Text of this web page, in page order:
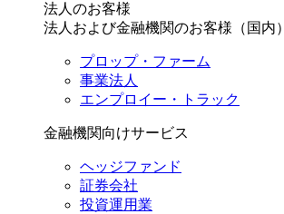
法人のお客様
法人および金融機関のお客様（国内）
プロップ・ファーム
事業法人
エンプロイー・トラック
金融機関向けサービス
ヘッジファンド
証券会社
投資運用業